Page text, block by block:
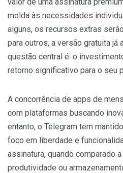
molda às necessidades
alguns, os recursos extras
para outros, a versão gratuita já
questão central é: o
retorno significativo para o seu
A concorrência de apps de
com plataformas buscando
entanto, o Telegram tem
foco em liberdade e
assinatura, quando comparado
produtividade ou